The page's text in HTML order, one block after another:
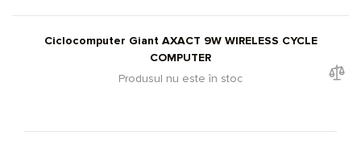
Ciclocomputer Giant AXACT 9W WIRELESS CYCLE
COMPUTER
Produsul nu este în stoc